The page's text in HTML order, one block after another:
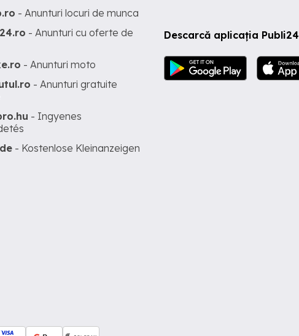
Descarcă aplicația Publi24
- Anunturi locuri de munca
- Anunturi cu oferte de
- Anunturi moto
- Anunturi gratuite
- Ingyenes
- Kostenlose Kleinanzeigen